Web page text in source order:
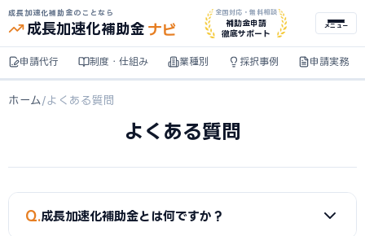
成長加速化補助金のことなら
成長加速化補助金 ナビ
全国対応・無料相談
補助金申請
徹底サポート
メニュー
申請代行 制度・仕組み 業種別 採択事例 申請実務
ホーム /よくある質問
よくある質問
Q 成長加速化補助金とは何ですか？